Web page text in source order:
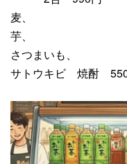
麦、
芋、
さつまいも、
サトウキビ 焼酎